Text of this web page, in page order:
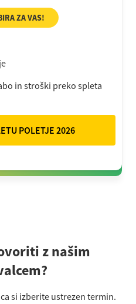
ZA VAS!
in stroški preko spleta
POLETJE 2026
z našim
si izberite ustrezen termin.